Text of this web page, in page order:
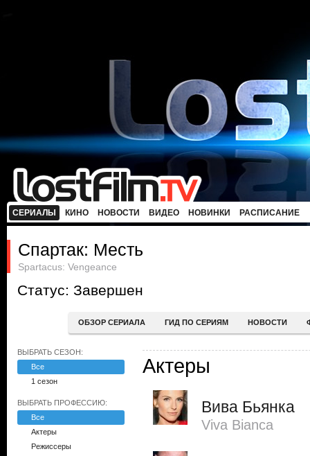
СЕРИАЛЫ КИНО НОВОСТИ ВИДЕО НОВИНКИ РАСПИСАНИЕ
Спартак: Месть
Spartacus: Vengeance
Статус: Завершен
ОБЗОР СЕРИАЛА ГИД ПО СЕРИЯМ НОВОСТИ
ВЫБРАТЬ СЕЗОН:
Все
1 сезон
ВЫБРАТЬ ПРОФЕССИЮ:
Все
Актеры
Режиссеры
Актеры
Вива Бьянка
Viva Bianca